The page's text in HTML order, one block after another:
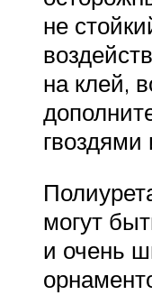
не
на клей,
могут
и очень